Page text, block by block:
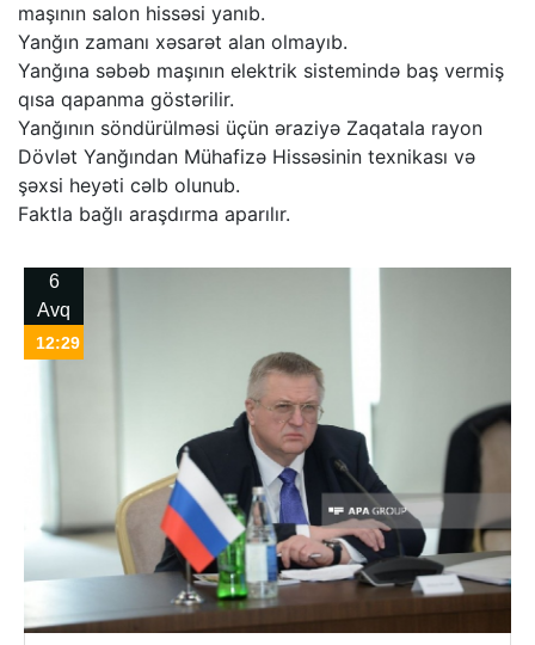
maşının salon hissəsi yanıb.
Yanğın zamanı xəsarət alan olmayıb.
Yanğına səbəb maşının elektrik sistemində baş vermiş
qısa qapanma göstərilir.
Yanğının söndürülməsi üçün əraziyə Zaqatala rayon
Dövlət Yanğından Mühafizə Hissəsinin texnikası və
şəxsi heyəti cəlb olunub.
Faktla bağlı araşdırma aparılır.
6
Avq
12:29